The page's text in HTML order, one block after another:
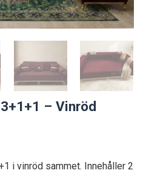
– Vinröd
i vinröd sammet. Innehåller 2